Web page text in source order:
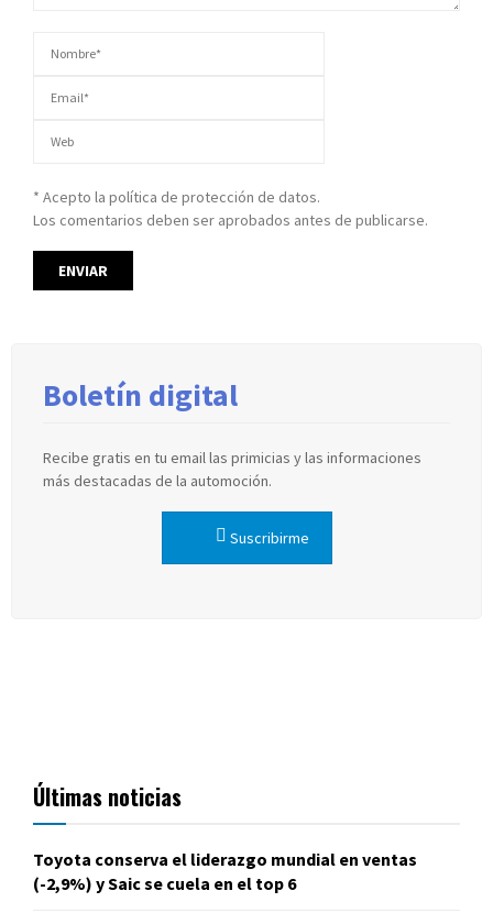
* Acepto la política de protección de datos.
Los comentarios deben ser aprobados antes de publicarse.
Boletín digital
Recibe gratis en tu email las primicias y las informaciones
más destacadas de la automoción.
Suscribirme
Últimas noticias
Toyota conserva el liderazgo mundial en ventas
(-2,9%) y Saic se cuela en el top 6